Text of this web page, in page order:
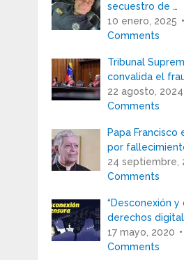
secuestro de …
10 enero, 2025
Comments
Tribunal
convalida el
22 agosto, 2024
Comments
Papa Francisco
por
24 septiembre,
Comments
“Desconexión y
derechos
17 mayo, 2020
Comments